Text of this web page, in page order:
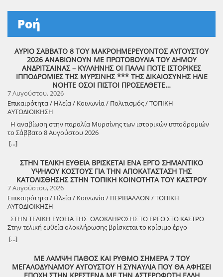
Ροή
ΑΥΡΙΟ ΣΑΒΒΑΤΟ 8 ΤΟΥ ΜΑΚΡΟΗΜΕΡΕΥΟΝΤΟΣ ΑΥΓΟΥΣΤΟΥ
2026 ΑΝΑΒΙΩΝΟΥΝ ΜΕ ΠΡΩΤΟΒΟΥΛΙΑ ΤΟΥ ΔΗΜΟΥ
ΑΝΔΡΙΤΣΑΙΝΑΣ – ΚΥΛΛΗΝΗΣ ΟΙ ΠΑΛΑΙ ΠΟΤΕ ΙΣΤΟΡΙΚΕΣ
ΙΠΠΟΔΡΟΜΙΕΣ ΤΗΣ ΜΥΡΣΙΝΗΣ *** ΤΗΣ ΔΙΚΑΙΟΣΥΝΗΣ ΗΛΙΕ
ΝΟΗΤΕ ΟΣΟΙ ΠΙΣΤΟΙ ΠΡΟΣΕΛΘΕΤΕ…
7 Αυγούστου, 2026
Επικαιρότητα / Ηλεία / Κοινωνία / Πολιτισμός / ΤΟΠΙΚΗ
ΑΥΤΟΔΙΟΙΚΗΣΗ
Η αναβίωση στην παραλία Μυρσίνης των ιστορικών ιπποδρομιών
το Σάββατο 8 Αυγούστου 2026
[...]
ΣΤΗΝ ΤΕΛΙΚΗ ΕΥΘΕΙΑ ΒΡΙΣΚΕΤΑΙ ΕΝΑ ΕΡΓΟ ΣΗΜΑΝΤΙΚΟ
ΥΨΗΛΟΥ ΚΟΣΤΟΥΣ ΓΙΑ ΤΗΝ ΑΠΟΚΑΤΑΣΤΑΣΗ ΤΗΣ
ΚΑΤΟΛΙΣΘΗΣΗΣ ΣΤΗΝ ΤΟΠΙΚΗ ΚΟΙΝΟΤΗΤΑ ΤΟΥ ΚΑΣΤΡΟΥ
7 Αυγούστου, 2026
Επικαιρότητα / Ηλεία / Κοινωνία / ΠΕΡΙΒΑΛΛΟΝ / ΤΟΠΙΚΗ
ΑΥΤΟΔΙΟΙΚΗΣΗ
ΣΤΗΝ ΤΕΛΙΚΗ ΕΥΘΕΙΑ ΤΗΣ ΟΛΟΚΛΗΡΩΣΗΣ ΤΟ ΕΡΓΟ ΣΤΟ ΚΑΣΤΡΟ
Στην τελική ευθεία ολοκλήρωσης βρίσκεται το κρίσιμο έργο
αποκατάστασης της κατολίσθησης στην Τ.Κ. Κάστρου,
προϋπολογισμού 1,25 εκατομμυρίων ευρώ. Έπειτα από αυτοψία που
Λέντζας, μαζί με κλιμάκιο της Τεχνικής Υπηρεσίας και εκπροσώπους
της δημοτικής αρχής, διαπιστώθηκε πως οι παρεμβάσεις προχωρούν
[...]
ΜΕ ΛΑΜΨΗ ΠΑΘΟΣ ΚΑΙ ΡΥΘΜΟ ΣΗΜΕΡΑ 7 ΤΟΥ
ΜΕΓΑΛΟΔΥΝΑΜΟΥ ΑΥΓΟΥΣΤΟΥ Η ΣΥΝΑΥΛΙΑ ΠΟΥ ΘΑ ΑΦΗΣΕΙ